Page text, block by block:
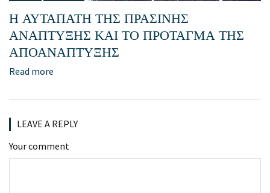
Η ΑΥΤΑΠΑΤΗ ΤΗΣ ΠΡΑΣΙΝΗΣ
ΑΝΑΠΤΥΞΗΣ ΚΑΙ ΤΟ ΠΡΟΤΑΓΜΑ ΤΗΣ
ΑΠΟΑΝΑΠΤΥΞΗΣ
Read more
LEAVE A REPLY
Your comment